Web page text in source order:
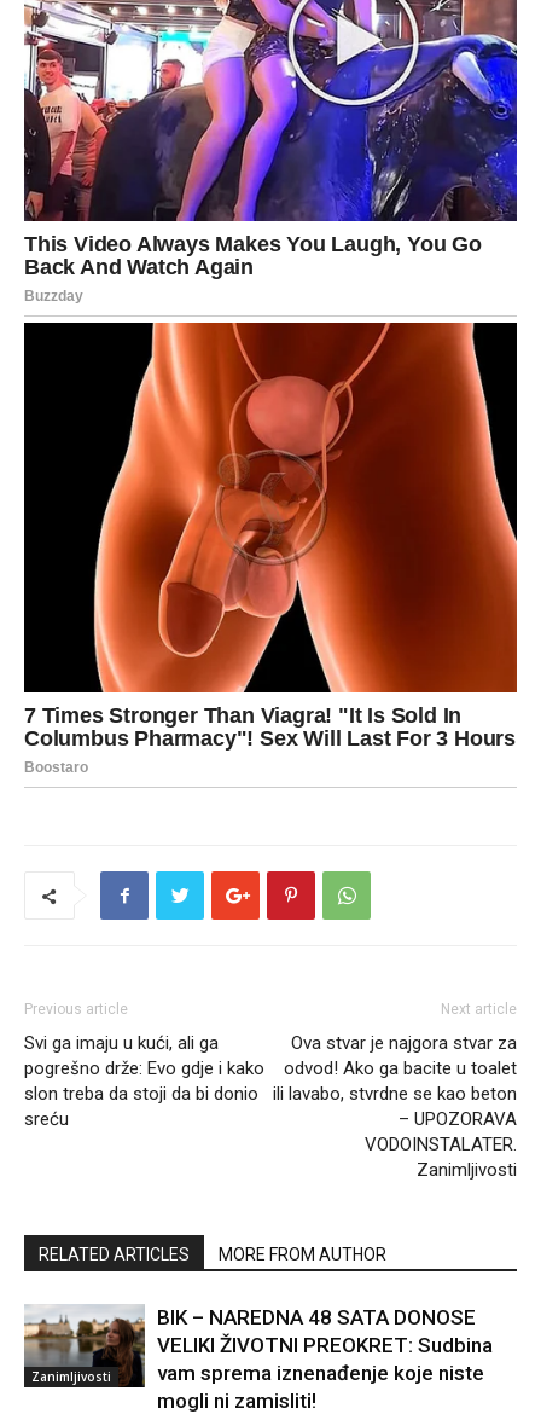
Previous article
Svi ga imaju u kući, ali ga
pogrešno drže: Evo gdje i kako
slon treba da stoji da bi donio
sreću
Next article
Ova stvar je najgora stvar za
odvod! Ako ga bacite u toalet
ili lavabo, stvrdne se kao beton
– UPOZORAVA
VODOINSTALATER.
Zanimljivosti
RELATED ARTICLES MORE FROM AUTHOR
Zanimljivosti
BIK – NAREDNA 48 SATA DONOSE
VELIKI ŽIVOTNI PREOKRET: Sudbina
vam sprema iznenađenje koje niste
mogli ni zamisliti!